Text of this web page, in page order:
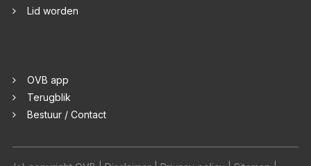
Lid worden
OVB app
Terugblik
Bestuur / Contact